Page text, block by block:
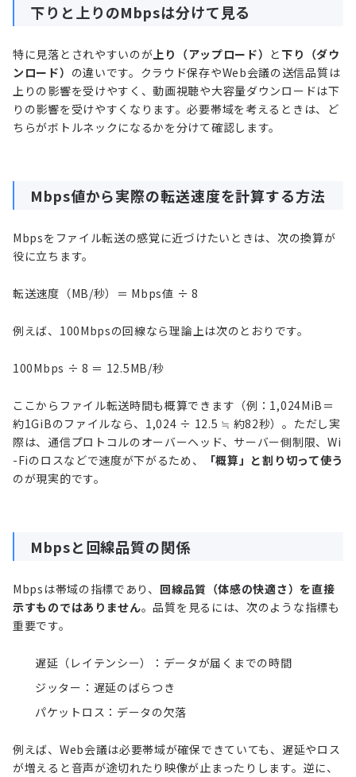
下りと上りのMbpsは分けて見る
特に見落とされやすいのが 上り（アップロード） と 下り（ダウ
ンロード） の違いです。クラウド保存やWeb会議の送信品質は
上りの影響を受けやすく、動画視聴や大容量ダウンロードは下
りの影響を受けやすくなります。必要帯域を考えるときは、ど
ちらがボトルネックになるかを分けて確認します。
Mbps値から実際の転送速度を計算する方法
Mbpsをファイル転送の感覚に近づけたいときは、次の換算が
役に立ちます。
転送速度（MB/秒）＝ Mbps値 ÷ 8
例えば、100Mbpsの回線なら理論上は次のとおりです。
100Mbps ÷ 8 ＝ 12.5MB/秒
ここからファイル転送時間も概算できます（例：1,024MiB＝
約1GiBのファイルなら、1,024 ÷ 12.5 ≒ 約82秒）。ただし実
際は、通信プロトコルのオーバーヘッド、サーバー側制限、Wi
-Fiのロスなどで速度が下がるため、
「概算」と割り切って使う
のが現実的です。
Mbpsと回線品質の関係
Mbpsは帯域の指標であり、 回線品質（体感の快適さ）を直接
示すものではありません。品質を見るには、次のような指標も
重要です。
遅延（レイテンシー）：データが届くまでの時間
ジッター：遅延のばらつき
パケットロス：データの欠落
例えば、Web会議は必要帯域が確保できていても、遅延やロス
が増えると音声が途切れたり映像が止まったりします。逆に、